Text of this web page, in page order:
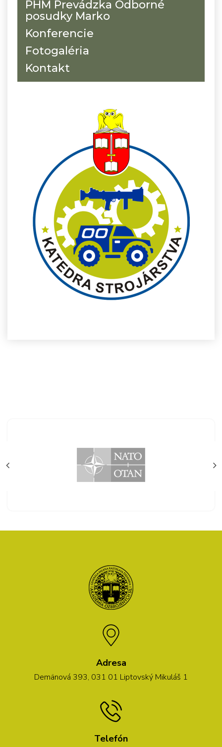
PHM Prevádzka Odborné
posudky Marko
Konferencie
Fotogaléria
Kontakt
Adresa
Demänová 393, 031 01 Liptovský Mikuláš 1
Telefón